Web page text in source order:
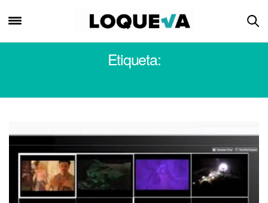
Etiqueta: